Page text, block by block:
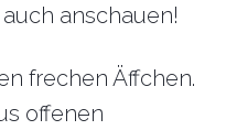
anschauen!
frechen Äffchen.
offenen